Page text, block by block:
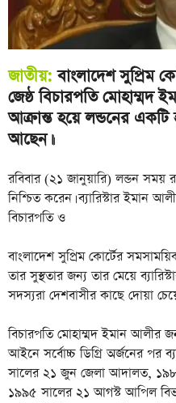
জাতীয়: বাংলাদেশ সুপ্রিম
জেষ্ঠ বিচারপতি মোহাম্মদ
আক্রান্ত হয়ে লন্ডনের একটি
আছেন।।
রবিবার (২১ জানুয়ারি) লন্ডন সময়
নি‌শ্চিত ক‌রেন। ব্যারিস্টার ইমান
বিচারপতি ও
বাংলাদেশ সুপ্রিম কোর্টের
তার সুস্থতার জন্য তার মেয়ে
সদস্যরা দেশবাসীর কা‌ছে দোয়া
বিচারপতি মোহাম্মদ ইমান আলীর
আইনে সর্বোচ্চ ডিগ্রি অর্জনের পর
সালের ২১ জুন জেলা আদালত,
১৯৯৫ সালের ২১ আগস্ট আপিল